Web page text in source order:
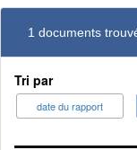
1 documents
Tri par
date du rapport